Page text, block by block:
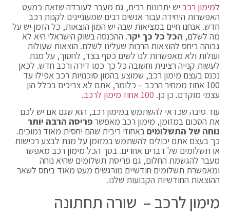
למימון רכב יש יתרונות רבים, גם מעבר לעובדה שזאת כמעט
האפשרות היחידה עבור אנשים רבים שמעוניינים לקנות רכב
חדש. אנחנו חיים במציאות שבה יש המון הוצאות, כל הזמן יש על
מה לשלם, הכל כל כך יקר. ההכנסה בשוק הישראלי היא לא
גבוהה ביחס להוצאות הרבות שעלינו לשלם. הוצאות שעולות
ועולות ולא מאפשרות לנו לשים כסף בצד, לחסוך, על מנת
לעשות קנייה רצינית וחשובה כל כך כמו דירה ורכב חדש. לכאן
נכנס בעצם מימון רכב, שמוצע בהמון סוכנויות רכב אפילו עד
100 אחוז ממחיר הרכב – כלומר, אתם לא צריכים בכלל הון
עצמי מוקדם. כן כן. 100 אחוז מימון לרכב
.
עוד סיבה שכדאי להשתמש במימון רכב, הוא שגם אם יש לכם
את הסכום במזומן, מימון רכב מאפשרפריסה הרבה יותר
נוחה של התשלומיםבאחוזי ריבית שהם יחסית מאוד נמוכים.
כך בעצם אתם יכולים להשתמש במזומן על מנת לבצע רכישות
או תשלומים של דברים אחרים. בסך הכל מימון רכב מאפשר
מעבר להגשמת החלום, גם פריסת תשלומים שהיא נוחה
ומאפשרת תשלומים חודשיים מורגשים מעט מאוד ביחס לשאר
ההוצאות החודשיות הקבועות שלנו.
מימון לרכב – שורה תחתונה